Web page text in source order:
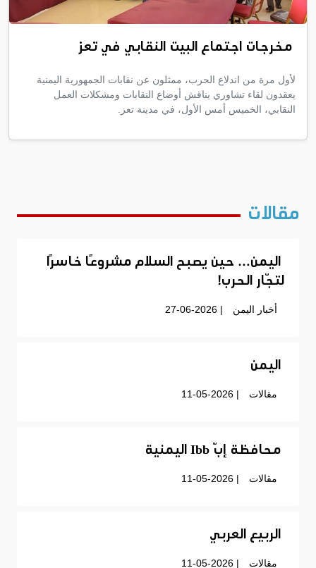
مخرجات اجتماع البيت النقابي في تعز
لأول مرة من اندلاع الحرب، ممثلون عن نقابات الجمهورية اليمنية
يعقدون لقاء تشاوري يناقش أوضاع النقابات ومشكلات العمل
النقابي، الخميس أمس الأول، في مدينة تعز.
مقالات
اليمن… حين يصبح السلام مشروعًا خاسرًا
لتجّار الحرب!
أخبار اليمن | 27-06-2026
اليمن
مقالات | 11-05-2026
محافظة إبّ Ibb اليمنية
مقالات | 11-05-2026
الربيع العربي
مقالات | 11-05-2026